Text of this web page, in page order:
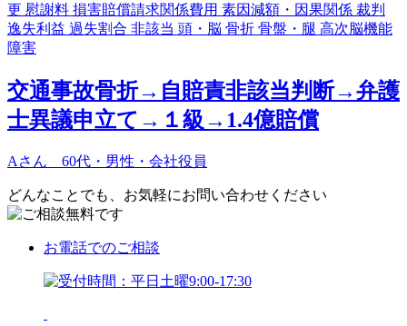
更 慰謝料 損害賠償請求関係費用 素因減額・因果関係 裁判
逸失利益 過失割合 非該当 頭・脳 骨折 骨盤・腿 高次脳機能
障害
交通事故骨折→自賠責非該当判断→弁護
士異議申立て→１級→1.4億賠償
Aさん 60代・男性・会社役員
どんなことでも、お気軽にお問い合わせください
お電話でのご相談